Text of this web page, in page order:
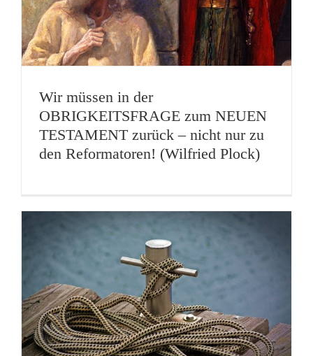
Wir müssen in der
OBRIGKEITSFRAGE zum NEUEN
TESTAMENT zurück – nicht nur zu
den Reformatoren! (Wilfried Plock)